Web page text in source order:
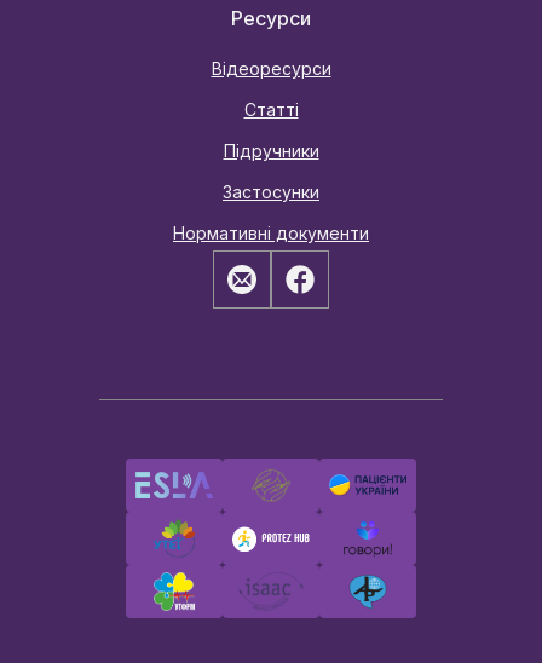
Ресурси
Відеоресурси
Статті
Підручники
Застосунки
Нормативні документи